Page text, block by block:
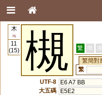
木
75
11
(15)
槻 繁 簡 港
繁簡對
繁
UTF-8
E6 A7 BB
大五碼
E5E2